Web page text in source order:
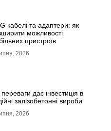
кабелі та адаптери: як
можливості
пристроїв
2026
переваги дає інвестиція в
залізобетонні вироби
2026